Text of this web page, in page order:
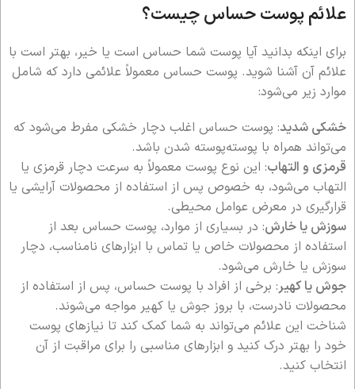
علائم پوست حساس چیست؟
برای اینکه بدانید آیا پوست شما حساس است یا خیر، بهتر است با
علائم آن آشنا شوید. پوست حساس معمولاً علائمی دارد که شامل
موارد زیر می‌شود:
خشکی شدید: پوست حساس اغلب دچار خشکی مفرط می‌شود که
می‌تواند همراه با پوسته‌پوسته شدن باشد.
قرمزی و التهاب: این نوع پوست معمولاً به سرعت دچار قرمزی یا
التهاب می‌شود، به خصوص پس از استفاده از محصولات آرایشی یا
قرارگیری در معرض عوامل محیطی.
سوزش یا خارش: در بسیاری از موارد، پوست حساس بعد از
استفاده از محصولات خاص یا تماس با ابزارهای نامناسب، دچار
سوزش یا خارش می‌شود.
جوش یا کهیر: برخی از افراد با پوست حساس، پس از استفاده از
محصولات نادرست، با بروز جوش یا کهیر مواجه می‌شوند.
شناخت این علائم می‌تواند به شما کمک کند تا نیازهای پوست
خود را بهتر درک کنید و ابزارهای مناسبی را برای مراقبت از آن
انتخاب کنید.